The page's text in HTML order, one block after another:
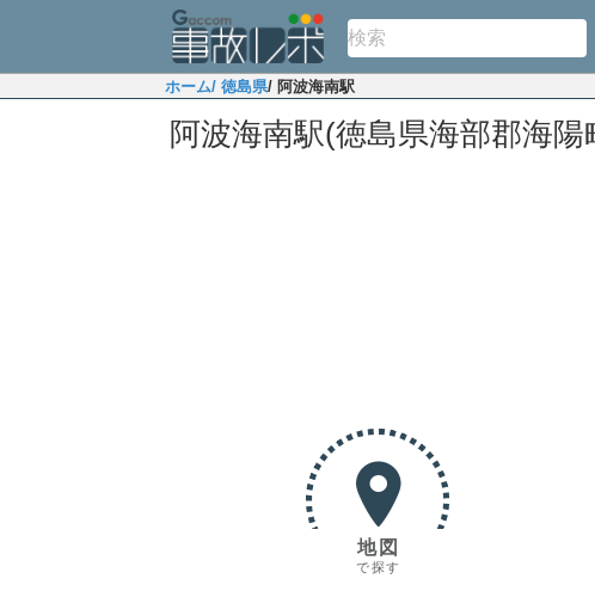
ホーム/ 徳島県/ 阿波海南駅
阿波海南駅(徳島県海部郡海
地図
で探す